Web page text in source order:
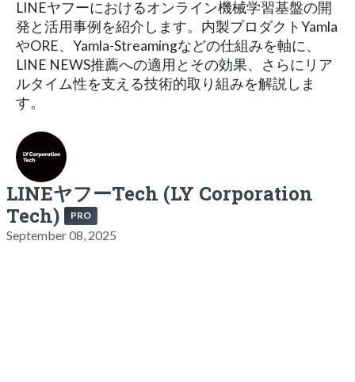
LINEヤフーにおけるオンライン機械学習基盤の開
発と活用事例を紹介します。内製プロダクトYamla
やORE、Yamla-Streamingなどの仕組みを軸に、
LINE NEWS推薦への適用とその効果、さらにリア
ルタイム性を支える技術的取り組みを解説しま
す。
LINEヤフーTech (LY Corporation
Tech)
PRO
September 08, 2025